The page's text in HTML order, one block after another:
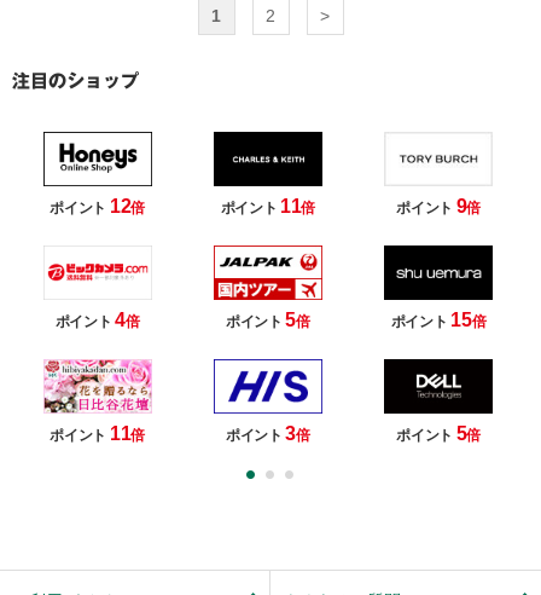
1 2 >
ポイント 12倍 ポイント 11倍 ポイント 9倍
ポイント4倍 ポイント5倍 ポイント 15倍
ポイント 11倍 ポイント3倍 ポイント 5倍